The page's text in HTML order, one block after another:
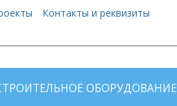
Контакты и реквизиты
ОБОРУДОВАНИЕ